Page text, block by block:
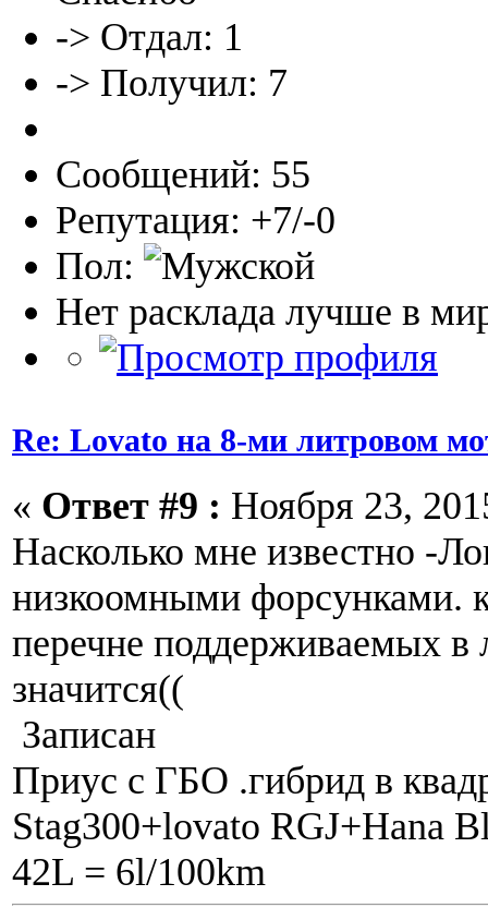
-> Отдал: 1
-> Получил: 7
Сообщений: 55
Репутация: +7/-0
Пол:
Нет расклада лучше в
Re: Lovato на 8-ми литровом
« Ответ #9 : Ноября 23,
Насколько мне известно -
низкоомными форсунками.
перечне поддерживаемых в
значится((
Записан
Приус с ГБО .гибрид в
Stag300+lovato RGJ+Hana
42L = 6l/100km